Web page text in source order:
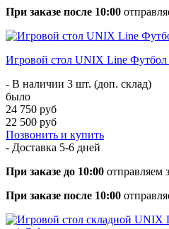
При заказе после 10:00
Игровой стол UNIX Line Футбол
- В наличии 3 шт. (доп. склад)
было
24 750 руб
22 500 руб
Позвонить и купить
- Доставка 5-6 дней
При заказе до 10:00 отправляем
При заказе после 10:00